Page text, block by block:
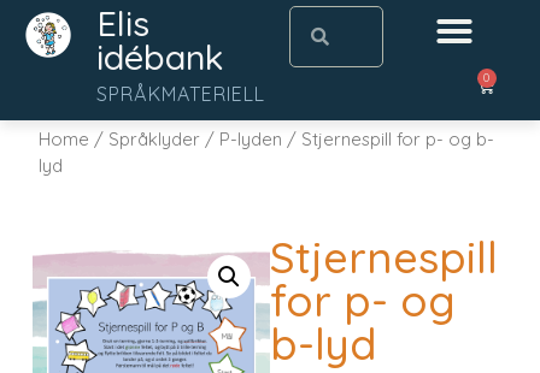
Elis
idébank
SPRÅKMATERIELL
0
Home / Språklyder / P-lyden / Stjernespill for p- og b-
lyd
Stjernespill
for p- og
b-lyd